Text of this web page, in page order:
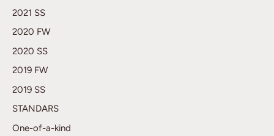
2021 SS
2020 FW
2020 SS
2019 FW
2019 SS
STANDARS
One-of-a-kind